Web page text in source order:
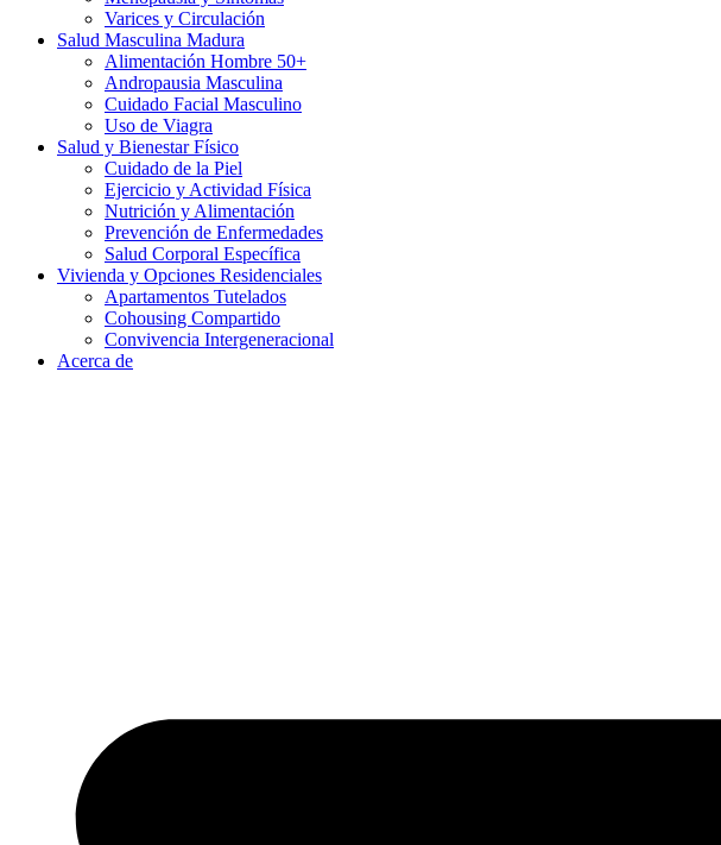
Varices y Circulación
Salud Masculina Madura
Alimentación Hombre 50+
Andropausia Masculina
Cuidado Facial Masculino
Uso de Viagra
Salud y Bienestar Físico
Cuidado de la Piel
Ejercicio y Actividad Física
Nutrición y Alimentación
Prevención de Enfermedades
Salud Corporal Específica
Vivienda y Opciones Residenciales
Apartamentos Tutelados
Cohousing Compartido
Convivencia Intergeneracional
Acerca de